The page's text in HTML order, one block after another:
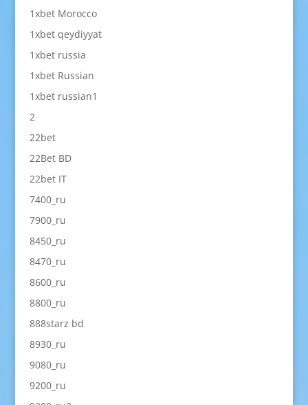
1xbet Morocco
1xbet qeydiyyat
1xbet russia
1xbet Russian
1xbet russian1
2
22bet
22Bet BD
22bet IT
7400_ru
7900_ru
8450_ru
8470_ru
8600_ru
8800_ru
888starz bd
8930_ru
9080_ru
9200_ru